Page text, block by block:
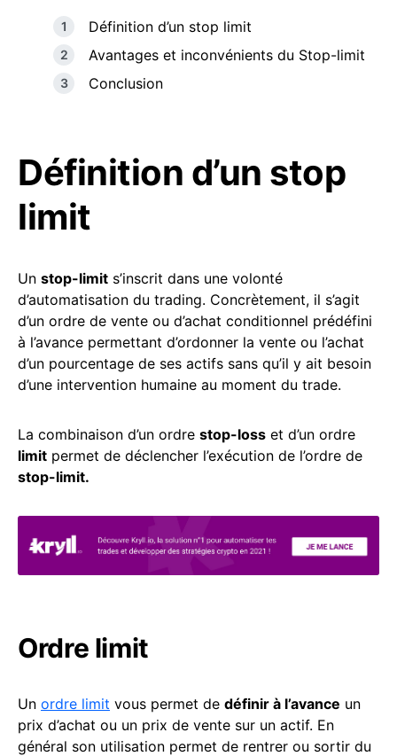
Définition d’un stop limit
Avantages et inconvénients du Stop-limit
Conclusion
Définition d’un stop
limit
Un stop-limit s’inscrit dans une volonté
d’automatisation du trading. Concrètement, il s’agit
d’un ordre de vente ou d’achat conditionnel prédéfini
à l’avance permettant d’ordonner la vente ou l’achat
d’un pourcentage de ses actifs sans qu’il y ait besoin
d’une intervention humaine au moment du trade.
La combinaison d’un ordre stop-loss et d’un ordre
limit permet de déclencher l’exécution de l’ordre de
stop-limit.
Ordre limit
Un ordre limit vous permet de définir à l’avance un
prix d’achat ou un prix de vente sur un actif. En
général son utilisation permet de rentrer ou sortir du